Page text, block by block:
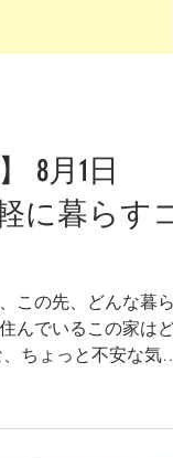
8月1日
に暮らすコ
この先、どんな暮ら
んでいるこの家はど
ちょっと不安な気持